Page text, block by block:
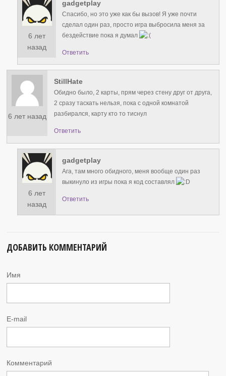
6 лет
назад
gadgetplay
Спасибо, но это уже как бы вызов! Я уже почти
сделал один раз, просто игра выбросила меня за
бездействие пока я думал
Ответить
6 лет назад
StillHate
Обидно было, 2 карты, прям через стену друг от друга,
2 сразу таскать нельзя, пока с одной комнатой
разбирался, карту кто то тиснул
Ответить
6 лет
назад
gadgetplay
Ага, там много обидного, меня вообще один раз
выкинуло из игры пока я код составлял
Ответить
ДОБАВИТЬ КОММЕНТАРИЙ
Имя
E-mail
Комментарий